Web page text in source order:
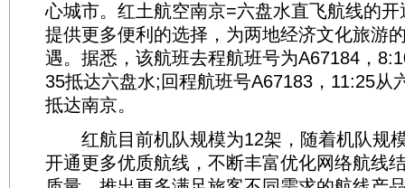
心城市。红土航空南京=六盘水直飞航线的
提供更多便利的选择，为两地经济文化旅游
遇。据悉，该航班去程航班号为A67184，
35抵达六盘水;回程航班号A67183，11:25从
抵达南京。
红航目前机队规模为12架，随着机队规
开通更多优质航线，不断丰富优化网络航线